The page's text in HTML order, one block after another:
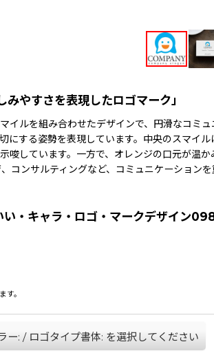
みやすさを表現したロゴマーク」
イルを組み合わせたデザインで、円滑なコミ
にする姿勢を表現しています。中央のスマイ
唆しています。一方で、オレンジの口元が温
コンサルティングなど、コミュニケーション
い・キャラ・ロゴ・マークデザイン
す。
ー: / ロゴタイプ書体: を選択してください